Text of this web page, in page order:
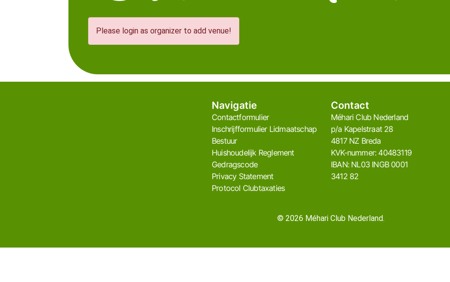
Please login as organizer to add venue!
Navigatie
Contactformulier
Inschrijfformulier Lidmaatschap
Bestuur
Huishoudelijk Reglement
Gedragscode
Privacy Statement
Protocol Clubtaxaties
Contact
Méhari Club Nederland​
p/a Kapelstraat 28
4817 NZ Breda
KVK-nummer: 40483119
IBAN: NL03 INGB 0001
3412 82
© 2026 Méhari Club Nederland.